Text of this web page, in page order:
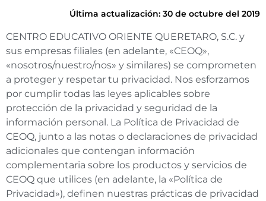
Última actualización: 30 de octubre del 2019
CENTRO EDUCATIVO ORIENTE QUERETARO, S.C. y
sus empresas filiales (en adelante, «CEOQ»,
«nosotros/nuestro/nos» y similares) se comprometen
a proteger y respetar tu privacidad. Nos esforzamos
por cumplir todas las leyes aplicables sobre
protección de la privacidad y seguridad de la
información personal. La Política de Privacidad de
CEOQ, junto a las notas o declaraciones de privacidad
adicionales que contengan información
complementaria sobre los productos y servicios de
CEOQ que utilices (en adelante, la «Política de
Privacidad»), definen nuestras prácticas de privacidad